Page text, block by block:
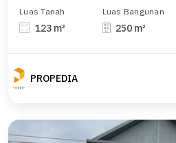
Luas Tanah
123 m²
Luas Bangunan
250 m²
PROPEDIA